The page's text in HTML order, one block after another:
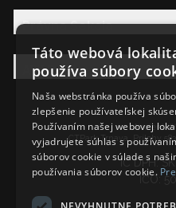
Právna Sekcia
AW Rodina
Ancient
CTPark Trnava, Prílohy
IČ DPH:
IČO:
Táto webová
používa súbory
Naša webstránka používa
zlepšenie používateľskej
Používaním našej webovej
vyjadrujete súhlas s
súborov cookie v súlade s
používania súborov cookie.